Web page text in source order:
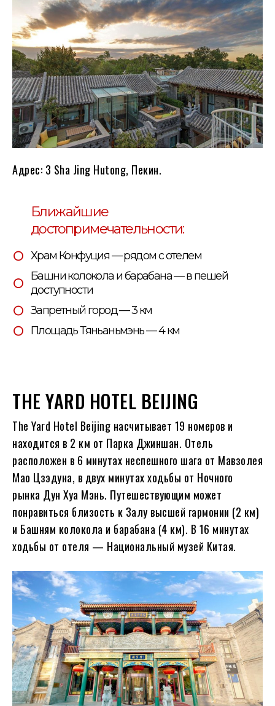
Адрес: 3 Sha Jing Hutong, Пекин.
Ближайшие
достопримечательности:
Храм Конфуция — рядом с отелем
Башни колокола и барабана — в пешей
доступности
Запретный город — 3 км
Площадь Тяньаньмэнь — 4 км
THE YARD HOTEL BEIJING
The Yard Hotel Beijing насчитывает 19 номеров и
находится в 2 км от Парка Джиншан. Отель
расположен в 6 минутах неспешного шага от Мавзолея
Мао Цзэдуна, в двух минутах ходьбы от Ночного
рынка Дун Хуа Мэнь. Путешествующим может
понравиться близость к Залу высшей гармонии (2 км)
и Башням колокола и барабана (4 км). В 16 минутах
ходьбы от отеля — Национальный музей Китая.